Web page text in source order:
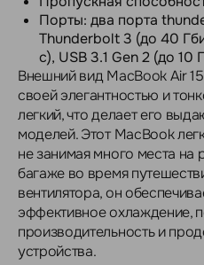
Порты: два порта
Thunderbolt 3 (до 40
с), USB 3.1 Gen 2 (до 10
Внешний вид MacBook Air
своей элегантностью и
легкий, что делает его
моделей. Этот MacBook
не занимая много места на
багаже во время
вентилятора, он
эффективное охлаждение,
производительность и
устройства.